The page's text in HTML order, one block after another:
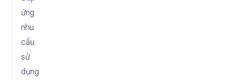
ứng
nhu
cầu
sử
dụng